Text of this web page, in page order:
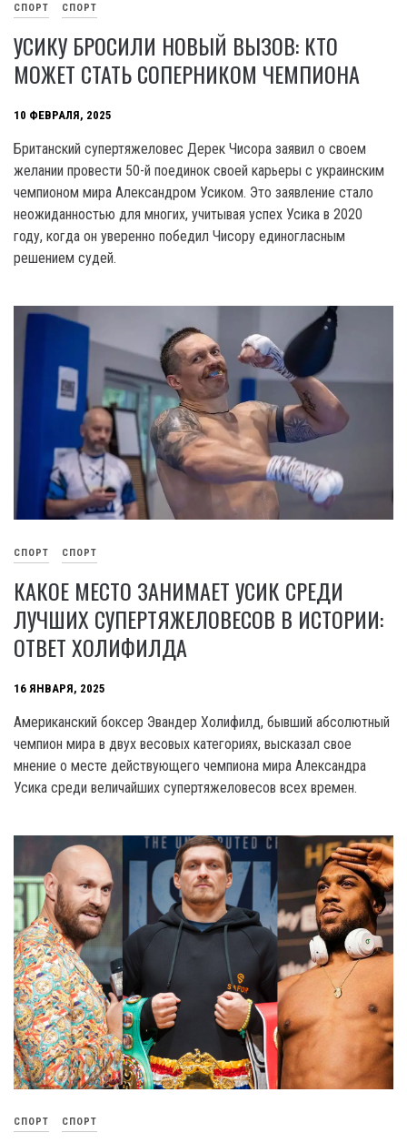
СПОРТ СПОРТ
УСИКУ БРОСИЛИ НОВЫЙ ВЫЗОВ: КТО
МОЖЕТ СТАТЬ СОПЕРНИКОМ ЧЕМПИОНА
10 ФЕВРАЛЯ, 2025
Британский супертяжеловес Дерек Чисора заявил о своем
желании провести 50-й поединок своей карьеры с украинским
чемпионом мира Александром Усиком. Это заявление стало
неожиданностью для многих, учитывая успех Усика в 2020
году, когда он уверенно победил Чисору единогласным
решением судей.
СПОРТ СПОРТ
КАКОЕ МЕСТО ЗАНИМАЕТ УСИК СРЕДИ
ЛУЧШИХ СУПЕРТЯЖЕЛОВЕСОВ В ИСТОРИИ:
ОТВЕТ ХОЛИФИЛДА
16 ЯНВАРЯ, 2025
Американский боксер Эвандер Холифилд, бывший абсолютный
чемпион мира в двух весовых категориях, высказал свое
мнение о месте действующего чемпиона мира Александра
Усика среди величайших супертяжеловесов всех времен.
СПОРТ СПОРТ